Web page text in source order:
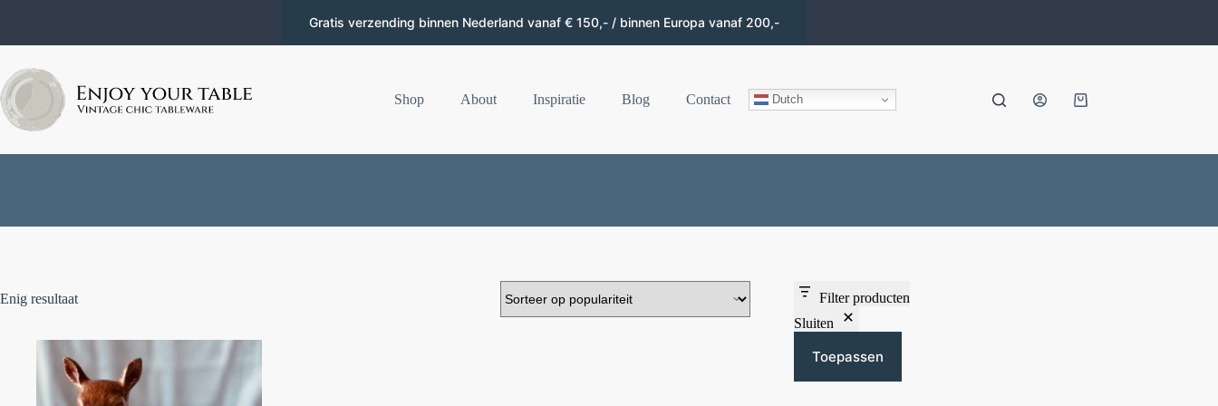
Gratis verzending binnen Nederland vanaf € 150,- / binnen Europa vanaf 200,-
Shop About Inspiratie Blog Contact Dutch
Enig resultaat
Filter producten
Sluiten
Toepassen